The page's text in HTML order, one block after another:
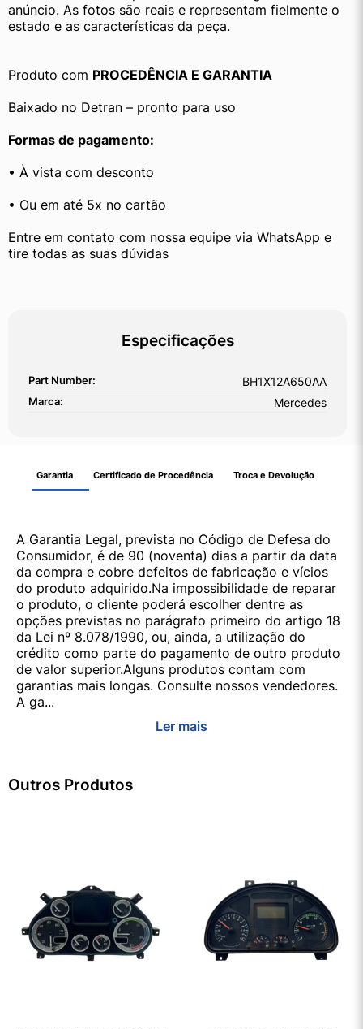
anúncio. As fotos são reais e representam fielmente o
estado e as características da peça.
Produto com PROCEDÊNCIA E GARANTIA
Baixado no Detran – pronto para uso
Formas de pagamento:
• À vista com desconto
• Ou em até 5x no cartão
Entre em contato com nossa equipe via WhatsApp e
tire todas as suas dúvidas
Especificações
Part Number: BH1X12A650AA
Marca: Mercedes
Garantia Certificado de Procedência Troca e Devolução
A Garantia Legal, prevista no Código de Defesa do
Consumidor, é de 90 (noventa) dias a partir da data
da compra e cobre defeitos de fabricação e vícios
do produto adquirido.Na impossibilidade de reparar
o produto, o cliente poderá escolher dentre as
opções previstas no parágrafo primeiro do artigo 18
da Lei nº 8.078/1990, ou, ainda, a utilização do
crédito como parte do pagamento de outro produto
de valor superior.Alguns produtos contam com
garantias mais longas. Consulte nossos vendedores.
A ga...
Ler mais
Outros Produtos